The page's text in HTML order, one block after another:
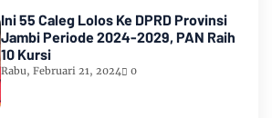
Ini 55 Caleg Lolos Ke DPRD Provinsi
Jambi Periode 2024-2029, PAN Raih
10 Kursi
Rabu, Februari 21, 2024 0